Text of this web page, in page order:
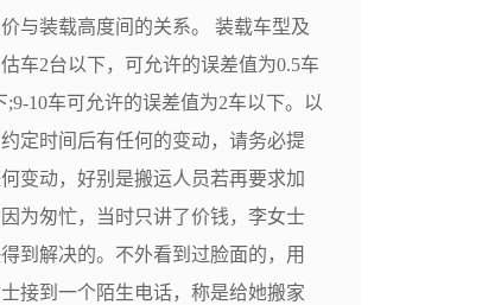
与装载高度间的关系。 装载车型及
车2台以下，可允许的误差值为0.5车
10车可允许的误差值为2车以下。以
定时间后有任何的变动，请务必提
变动，好别是搬运人员若再要求加
为匆忙，当时只讲了价钱，李女士
到解决的。不外看到过脸面的，用
接到一个陌生电话，称是给她搬家